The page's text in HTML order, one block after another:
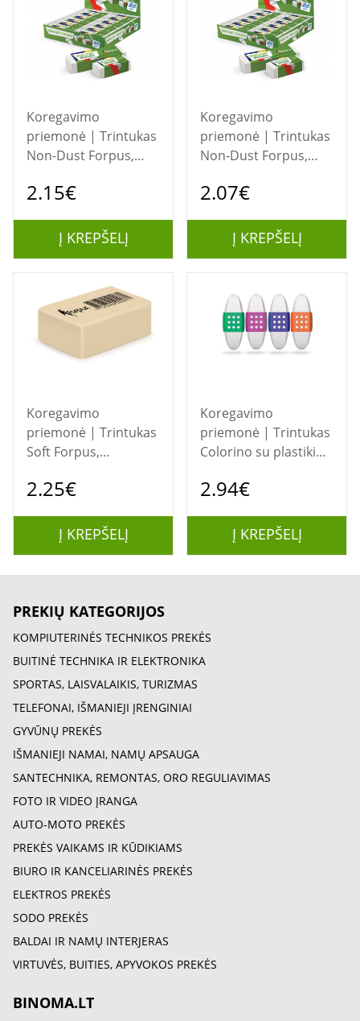
Koregavimo
priemonė | Trintukas
Non-Dust Forpus,
2.15€
Į KREPŠELĮ
Koregavimo
priemonė | Trintukas
Non-Dust Forpus,
2.07€
Į KREPŠELĮ
Koregavimo
priemonė | Trintukas
Soft Forpus,
2.25€
Į KREPŠELĮ
Koregavimo
priemonė | Trintukas
Colorino su plastikine
2.94€
Į KREPŠELĮ
PREKIŲ KATEGORIJOS
KOMPIUTERINĖS TECHNIKOS PREKĖS
BUITINĖ TECHNIKA IR ELEKTRONIKA
SPORTAS, LAISVALAIKIS, TURIZMAS
TELEFONAI, IŠMANIEJI ĮRENGINIAI
GYVŪNŲ PREKĖS
IŠMANIEJI NAMAI, NAMŲ APSAUGA
SANTECHNIKA, REMONTAS, ORO REGULIAVIMAS
FOTO IR VIDEO ĮRANGA
AUTO-MOTO PREKĖS
PREKĖS VAIKAMS IR KŪDIKIAMS
BIURO IR KANCELIARINĖS PREKĖS
ELEKTROS PREKĖS
SODO PREKĖS
BALDAI IR NAMŲ INTERJERAS
VIRTUVĖS, BUITIES, APYVOKOS PREKĖS
BINOMA.LT